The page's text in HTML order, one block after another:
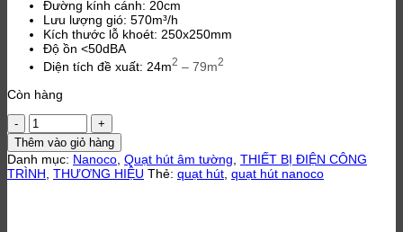
Đường kính cánh: 20cm
Lưu lượng gió: 570m³/h
Kích thước lỗ khoét: 250x250mm
Độ ồn <50dBA
Diện tích đề xuất: 24m2 – 79m2
Còn hàng
Quạt
hút
gắn
tường
1
Thêm vào giỏ hàng
Danh mục: Nanoco Quạt hút âm tường THIẾT BỊ ĐIỆN CÔNG
TRÌNH THƯƠNG HIỆU Thẻ: quạt hút quạt hút nanoco